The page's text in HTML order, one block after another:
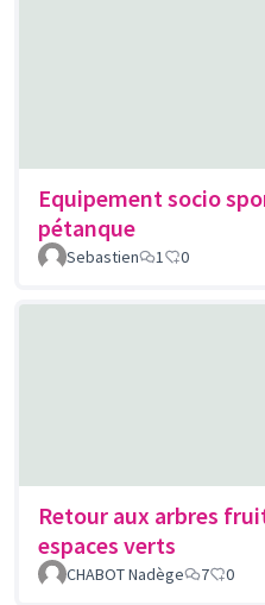
Equipement socio
pétanque
Sebastien 1 0
Retour aux arbres
espaces verts
CHABOT Nadège 7 0